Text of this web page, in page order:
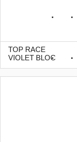
TOP RACE
VIOLET BLOC